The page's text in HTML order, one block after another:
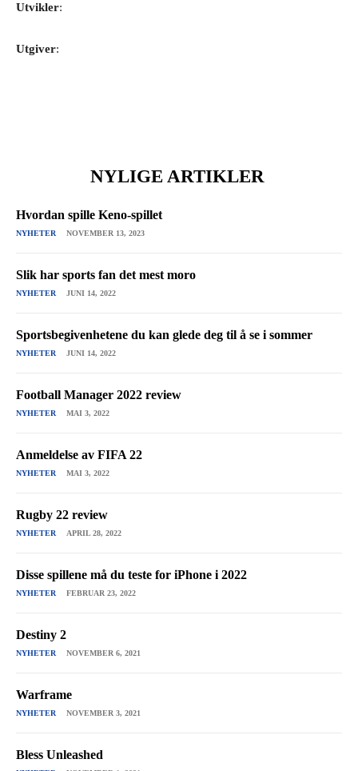
Utvikler:
Utgiver:
NYLIGE ARTIKLER
Hvordan spille Keno-spillet
NYHETER NOVEMBER 13, 2023
Slik har sports fan det mest moro
NYHETER JUNI 14, 2022
Sportsbegivenhetene du kan glede deg til å se i sommer
NYHETER JUNI 14, 2022
Football Manager 2022 review
NYHETER MAI 3, 2022
Anmeldelse av FIFA 22
NYHETER MAI 3, 2022
Rugby 22 review
NYHETER APRIL 28, 2022
Disse spillene må du teste for iPhone i 2022
NYHETER FEBRUAR 23, 2022
Destiny 2
NYHETER NOVEMBER 6, 2021
Warframe
NYHETER NOVEMBER 3, 2021
Bless Unleashed